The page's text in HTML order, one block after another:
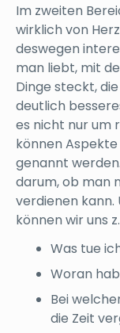
Im zweiten
wirklich von
deswegen
man liebt, mit
Dinge steckt,
deutlich
es nicht nur um
können
genannt
darum, ob man
verdienen kann.
können wir uns
Was tue
Woran
Bei
die Zeit